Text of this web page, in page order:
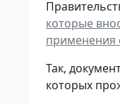
которые
применения
Так,
которых